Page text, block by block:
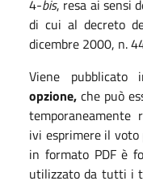
4-bis, resa ai sensi
di cui al decreto
dicembre 2000, n.
Viene pubblicato
opzione, che può
temporaneamente
ivi esprimere il voto
in formato PDF è
utilizzato da tutti i